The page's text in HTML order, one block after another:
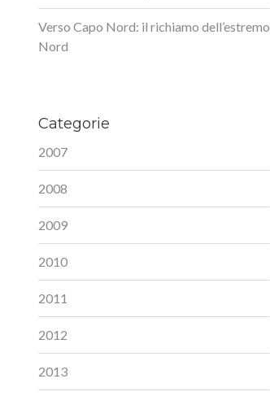
Verso Capo Nord: il richiamo dell’estremo
Nord
Categorie
2007
2008
2009
2010
2011
2012
2013